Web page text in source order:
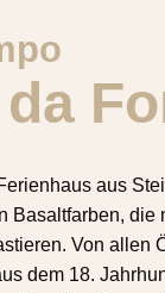
aus
Basaltfarben,
Von allen
dem 18.